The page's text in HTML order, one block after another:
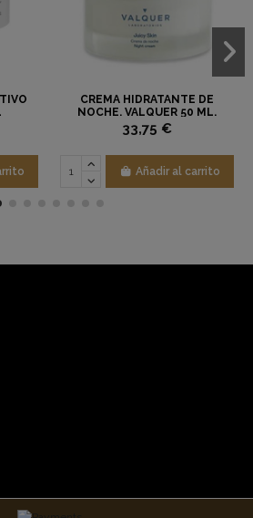
CREMA HIDRATANTE DE
NOCHE. VALQUER 50 ML.
33,75 €
Añadir al carrito